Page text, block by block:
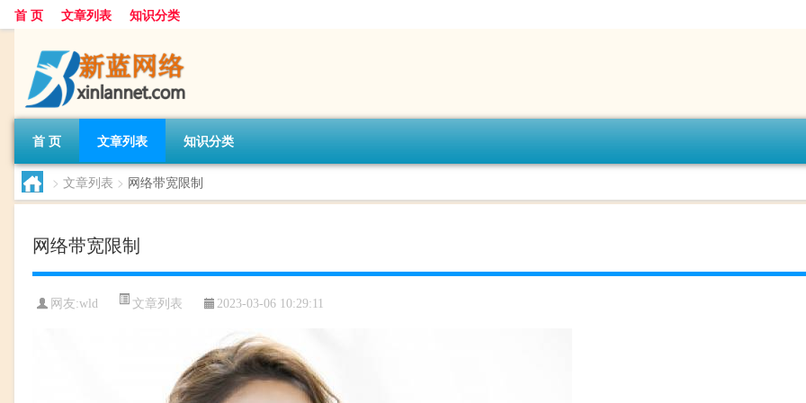
首 页 文章列表 知识分类
首 页 文章列表 知识分类
> 文章列表 > 网络带宽限制
网络带宽限制
网友:wld 文章列表 2023-03-06 10:29:11